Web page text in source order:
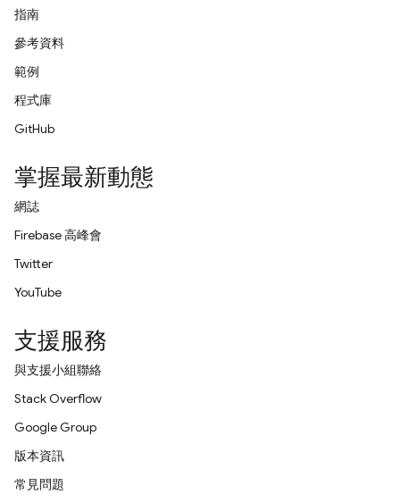
指南
參考資料
範例
程式庫
GitHub
掌握最新動態
網誌
Firebase 高峰會
Twitter
YouTube
支援服務
與支援小組聯絡
Stack Overflow
Google Group
版本資訊
常見問題